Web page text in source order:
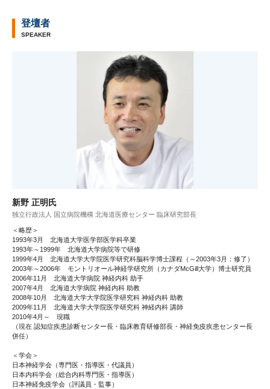
登壇者
SPEAKER
新野 正明氏
独立行政法人 国立病院機構 北海道医療センター 臨床研究部長
＜略歴＞
1993年3月 北海道大学医学部医学科卒業
1993年～1999年 北海道大学病院等で研修
1999年4月 北海道大学大学院医学研究科脳科学博士課程（～2003年3月：修了）
2003年～2006年 モントリオール神経学研究所（カナダMcGill大学）博士研究員
2006年11月 北海道大学病院 神経内科 助手
2007年4月 北海道大学病院 神経内科 助教
2008年10月 北海道大学大学院医学研究科 神経内科 助教
2009年11月 北海道大学大学院医学研究科 神経内科 講師
2010年4月～ 現職
（現在 認知症疾患診断センター長・臨床教育研修部長・神経免疫疾患センター長
併任）
＜学会＞
日本神経学会（専門医・指導医・代議員）
日本内科学会（総合内科専門医・指導医）
日本神経免疫学会（評議員・監事）